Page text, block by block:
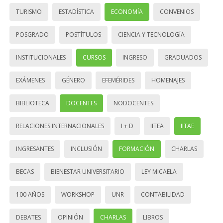
TURISMO ESTADÍSTICA ECONOMÍA CONVENIOS
POSGRADO POSTÍTULOS CIENCIA Y TECNOLOGÍA
INSTITUCIONALES CURSOS INGRESO GRADUADOS
EXÁMENES GÉNERO EFEMÉRIDES HOMENAJES
BIBLIOTECA DOCENTES NODOCENTES
RELACIONES INTERNACIONALES I + D IITEA IITAE
INGRESANTES INCLUSIÓN FORMACIÓN CHARLAS
BECAS BIENESTAR UNIVERSITARIO LEY MICAELA
100 AÑOS WORKSHOP UNR CONTABILIDAD
DEBATES OPINIÓN CHARLAS LIBROS